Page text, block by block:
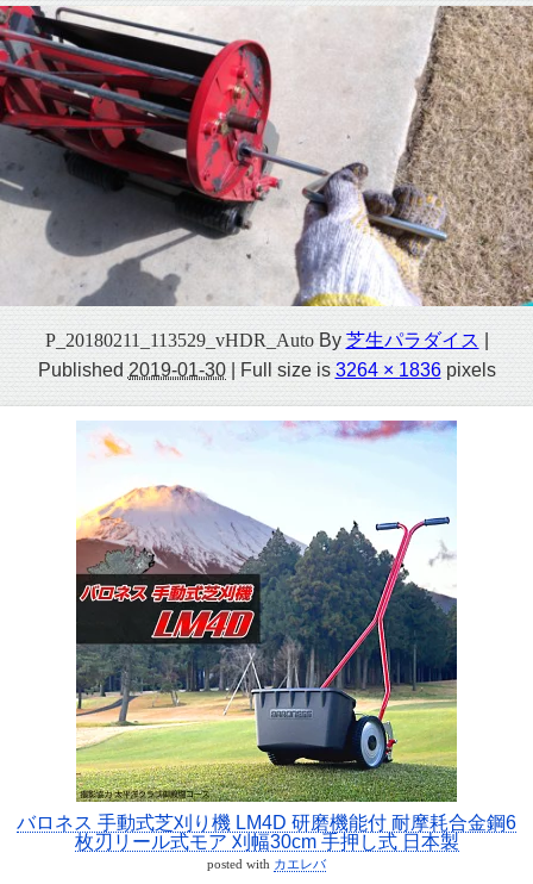
P_20180211_113529_vHDR_Auto By 芝生パラダイス
Published 2019-01-30 |Full size is3264 × 1836pixels
バロネス 手動式芝刈り機 LM4D 研磨機能付 耐摩耗合金鋼6
枚刃リール式モア 刈幅30cm 手押し式 日本製
posted with カエレバ